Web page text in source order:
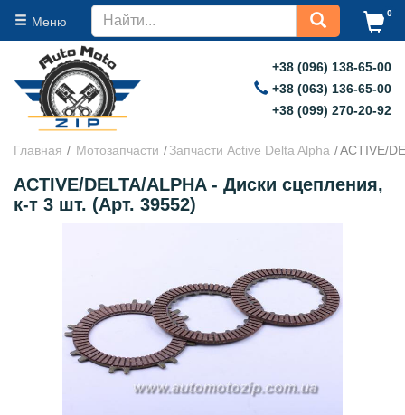
Меню
0
+38 (096) 138-65-00
+38 (063) 136-65-00
+38 (099) 270-20-92
Главная Мотозапчасти Запчасти Active Delta Alpha ACTIVE/
ACTIVE/DELTA/ALPHA - Диски сцепления,
к-т 3 шт. (Арт. 39552)